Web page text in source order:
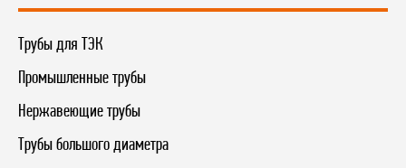
Трубы для ТЭК
Промышленные трубы
Нержавеющие трубы
Трубы большого диаметра